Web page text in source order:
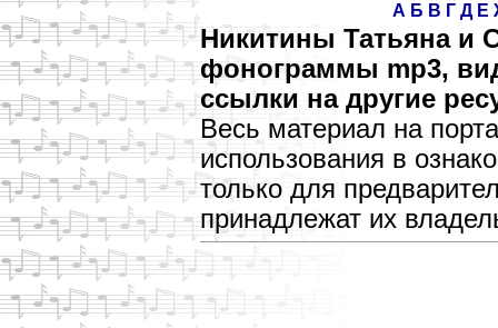
А Б В Г Д Е
Никитины Татьяна и
фонограммы mp3,
ссылки на другие
Весь материал на
использования в
только для
принадлежат их